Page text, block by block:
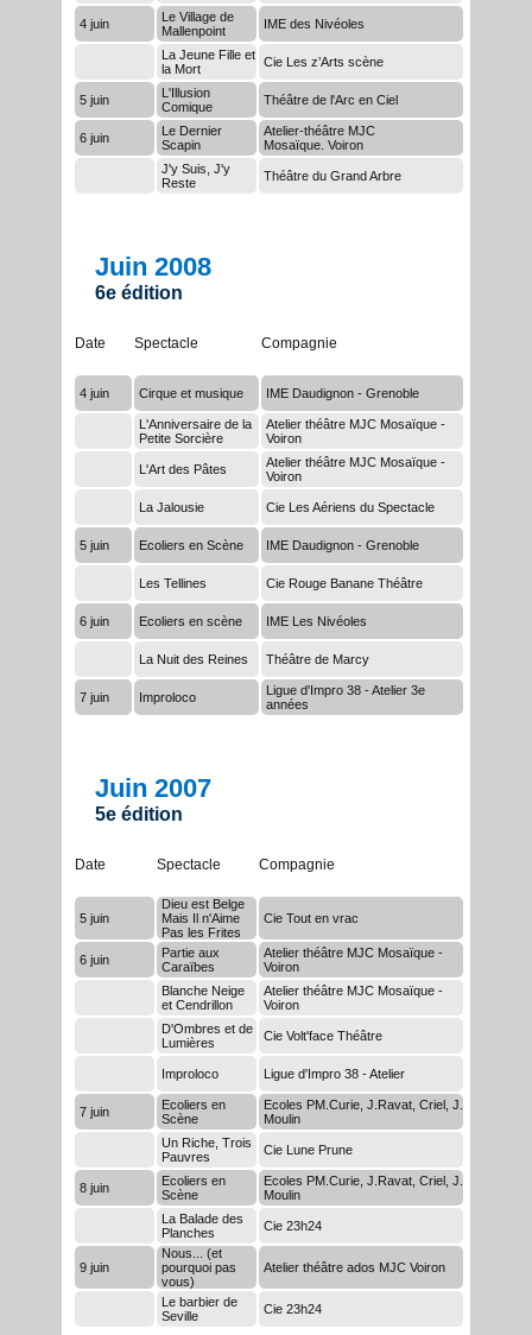
4 juin
Le Village de
Mallenpoint
IME des Nivéoles
La Jeune Fille et
la Mort
Cie Les z’Arts scène
5 juin
L'Illusion
Comique
Théâtre de l'Arc en Ciel
6 juin
Le Dernier
Scapin
Atelier-théâtre MJC
Mosaïque. Voiron
J'y Suis, J'y
Reste
Théâtre du Grand Arbre
Juin 2008
6e édition
Date Spectacle Compagnie
4 juin Cirque et musique IME Daudignon - Grenoble
L'Anniversaire de la
Petite Sorcière
Atelier théâtre MJC Mosaïque -
Voiron
L'Art des Pâtes
Atelier théâtre MJC Mosaïque -
Voiron
La Jalousie Cie Les Aériens du Spectacle
5 juin Ecoliers en Scène IME Daudignon - Grenoble
Les Tellines Cie Rouge Banane Théâtre
6 juin Ecoliers en scène IME Les Nivéoles
La Nuit des Reines Théâtre de Marcy
7 juin Improloco
Ligue d'Impro 38 - Atelier 3e
années
Juin 2007
5e édition
Date Spectacle Compagnie
5 juin
Dieu est Belge
Mais Il n'Aime
Pas les Frites
Cie Tout en vrac
6 juin
Partie aux
Caraïbes
Atelier théâtre MJC Mosaïque -
Voiron
Blanche Neige
et Cendrillon
Atelier théâtre MJC Mosaïque -
Voiron
D'Ombres et de
Lumières
Cie Volt'face Théâtre
Improloco Ligue d'Impro 38 - Atelier
7 juin
Ecoliers en
Scène
Ecoles PM.Curie, J.Ravat, Criel, J.
Moulin
Un Riche, Trois
Pauvres
Cie Lune Prune
8 juin
Ecoliers en
Scène
Ecoles PM.Curie, J.Ravat, Criel, J.
Moulin
La Balade des
Planches
Cie 23h24
9 juin
Nous... (et
pourquoi pas
vous)
Atelier théâtre ados MJC Voiron
Le barbier de
Seville
Cie 23h24